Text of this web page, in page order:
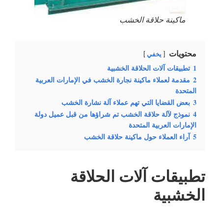
ماكينة حلاقة الخشب
محتويات يخفي
1 تطبيقات آلات الحلاقة الخشبية
2 مقدمة لعملاء ماكينة نجارة الخشب في الإمارات العربية
المتحدة
3 بعض القضايا التي تهم عملاء آلة نشارة الخشب
4 نموذج لآلة حلاقة الخشب تم شراؤها من قبل عميل دولة
الإمارات العربية المتحدة
5 آراء العملاء حول ماكينة حلاقة الخشب
تطبيقات آلات الحلاقة
الخشبية